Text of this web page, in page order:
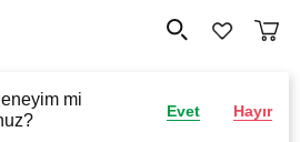
mi
Evet Hayır